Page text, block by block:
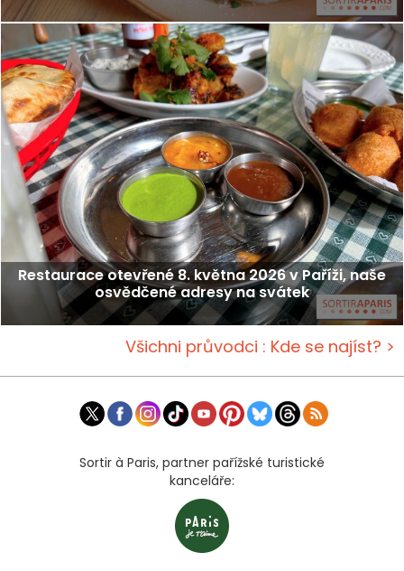
Restaurace otevřené 8. května 2026 v Paříži, naše
osvědčené adresy na svátek
Všichni průvodci : Kde se najíst? >
Sortir à Paris, partner pařížské turistické
kanceláře: